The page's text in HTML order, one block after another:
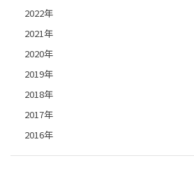
2022年
2021年
2020年
2019年
2018年
2017年
2016年